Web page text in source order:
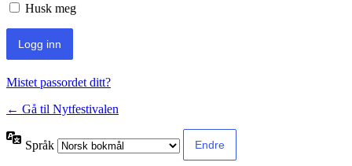
Husk meg
Mistet passordet ditt?
← Gå til Nytfestivalen
Språk